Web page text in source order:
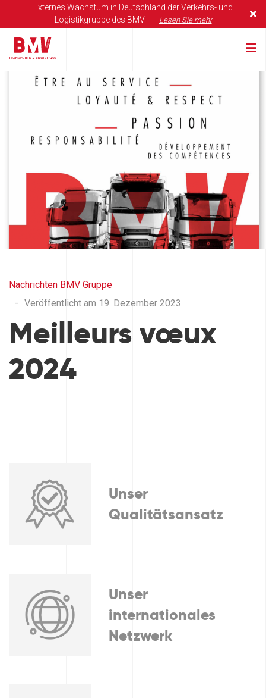
Externes Wachstum in Deutschland der Verkehrs- und
Logistikgruppe des BMV
Lesen Sie mehr
Nachrichten BMV Gruppe
- Veröffentlicht am 19. Dezember 2023
Meilleurs vœux
2024
Unser
Qualitätsansatz
Unser
internationales
Netzwerk